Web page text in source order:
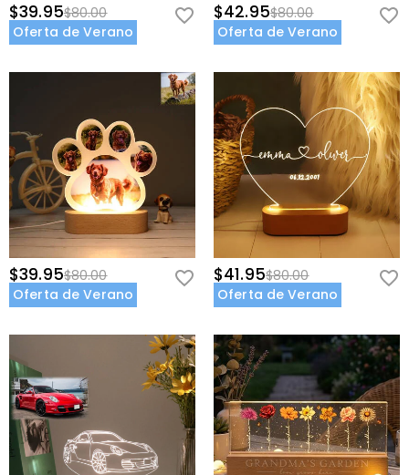
$39.95$80.00
Oferta de Verano
$42.95$80.00
Oferta de Verano
$39.95$80.00
Oferta de Verano
$41.95$80.00
Oferta de Verano